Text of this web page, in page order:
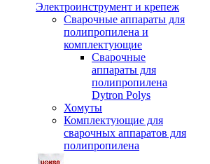
Электроинструмент и крепеж
Сварочные аппараты для
полипропилена и
комплектующие
Сварочные
аппараты для
полипропилена
Dytron Polys
Хомуты
Комплектующие для
сварочных аппаратов для
полипропилена